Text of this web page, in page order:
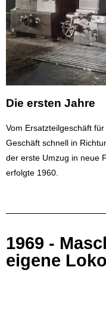
Die ersten Jahre
Vom Ersatzteilgeschäft
Geschäft schnell in
der erste Umzug in neue
erfolgte 1960.
1969 -
eigene